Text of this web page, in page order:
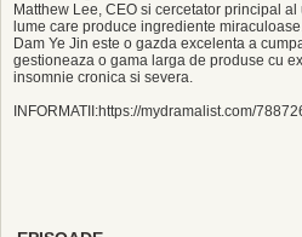
Matthew Lee, CEO si cercetator principal
lume care produce ingrediente
Dam Ye Jin este o gazda excelenta a
gestioneaza o gama larga de produse cu
insomnie cronica si severa.
INFORMATII:https://mydramalist.com/